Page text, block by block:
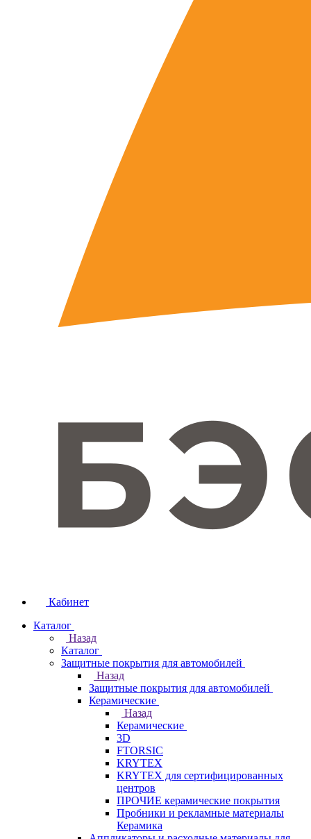
Кабинет
Каталог
Назад
Каталог
Защитные покрытия для автомобилей
Назад
Защитные покрытия для автомобилей
Керамические
Назад
Керамические
3D
FTORSIC
KRYTEX
KRYTEX для сертифицированных
центров
ПРОЧИЕ керамические покрытия
Пробники и рекламные материалы
Керамика